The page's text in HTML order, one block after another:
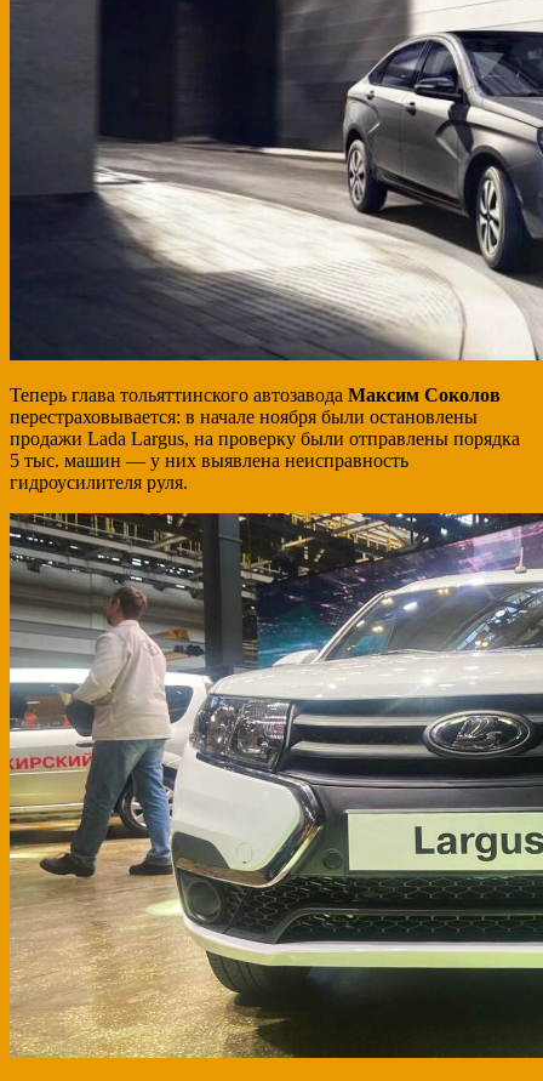
Теперь глава тольяттинского автозавода Максим Соколов
перестраховывается: в начале ноября были остановлены
продажи Lada Largus, на проверку были отправлены порядка
5 тыс. машин — у них выявлена неисправность
гидроусилителя руля.